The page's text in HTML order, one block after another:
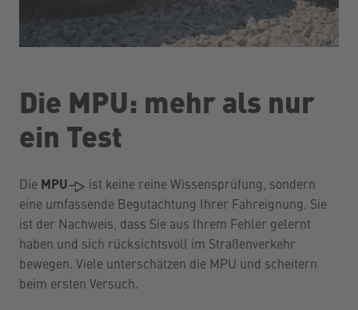
Die MPU: mehr als nur
ein Test
Die MPU
ist keine reine Wissensprüfung, sondern
eine umfassende Begutachtung Ihrer Fahreignung. Sie
ist der Nachweis, dass Sie aus Ihrem Fehler gelernt
haben und sich rücksichtsvoll im Straßenverkehr
bewegen. Viele unterschätzen die MPU und scheitern
beim ersten Versuch.